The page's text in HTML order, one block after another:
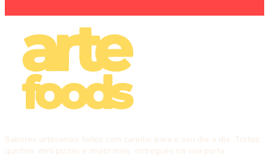
Sabores artesanais feitos com carinho para o seu dia a dia. Tortas,
quiches, mini pizzas e muito mais, entregues na sua porta.